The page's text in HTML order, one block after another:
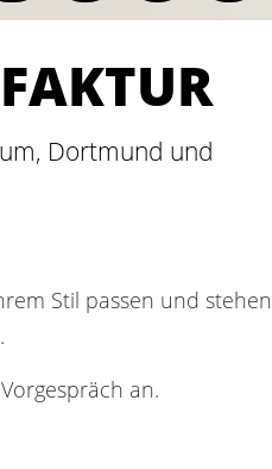
Dortmund und
Stil passen und stehen
an.